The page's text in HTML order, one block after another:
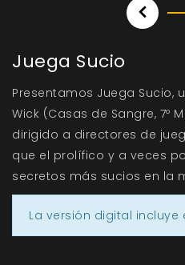
Juega Sucio
Presentamos Juega Sucio,
Wick (Casas de Sangre, 7º
dirigido a directores de
que el prolífico y a veces
secretos más sucios en la
La versión digital incluye